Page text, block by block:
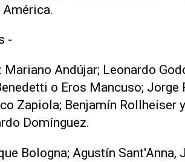
-
Andújar; Leonardo
o Eros Mancuso; Jorge
Zapiola; Benjamín Rollheiser
Domínguez.
Bologna; Agustín Sant'Anna,